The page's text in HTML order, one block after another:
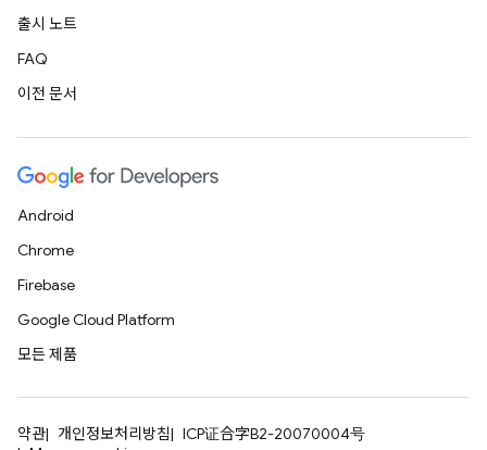
출시 노트
FAQ
이전 문서
Android
Chrome
Firebase
Google Cloud Platform
모든 제품
약관 개인정보처리방침
ICP证合字B2-20070004号